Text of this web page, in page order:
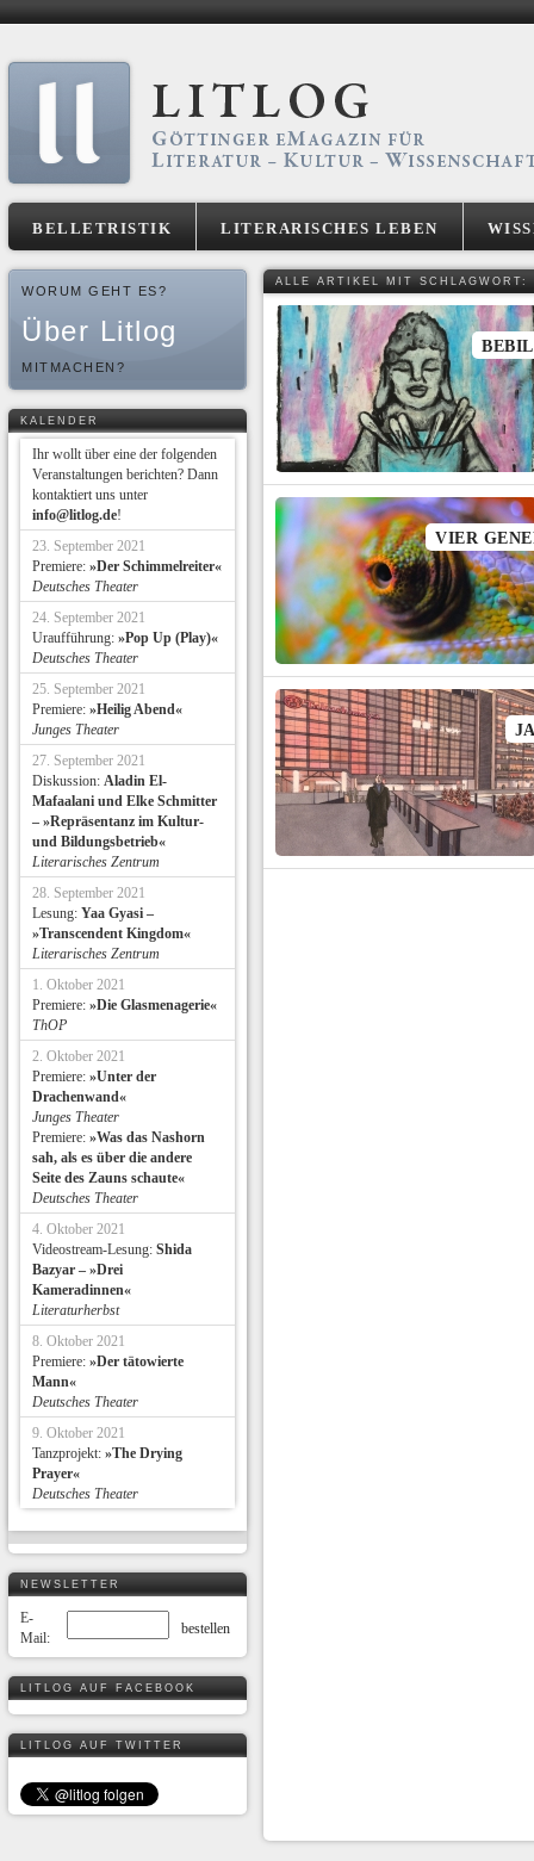
BELLETRISTIK LITERARISCHES LEBEN
ALLE ARTIKEL MIT
VIER
WORUM GEHT ES?
Über Litlog
MITMACHEN?
KALENDER
Ihr wollt über eine der folgenden
Veranstaltungen berichten? Dann
kontaktiert uns unter
info@litlog.de!
23. September 2021
Premiere: »Der Schimmelreiter«
Deutsches Theater
24. September 2021
Uraufführung: »Pop Up (Play)«
Deutsches Theater
25. September 2021
Premiere: »Heilig Abend«
Junges Theater
27. September 2021
Diskussion: Aladin El-
Mafaalani und Elke Schmitter
– »Repräsentanz im Kultur-
und Bildungsbetrieb«
Literarisches Zentrum
28. September 2021
Lesung: Yaa Gyasi –
»Transcendent Kingdom«
Literarisches Zentrum
1. Oktober 2021
Premiere: »Die Glasmenagerie«
ThOP
2. Oktober 2021
Premiere: »Unter der
Drachenwand«
Junges Theater
Premiere: »Was das Nashorn
sah, als es über die andere
Seite des Zauns schaute«
Deutsches Theater
4. Oktober 2021
Videostream-Lesung: Shida
Bazyar – »Drei
Kameradinnen«
Literaturherbst
8. Oktober 2021
Premiere: »Der tätowierte
Mann«
Deutsches Theater
9. Oktober 2021
Tanzprojekt: »The Drying
Prayer«
Deutsches Theater
NEWSLETTER
E-
Mail:
LITLOG AUF FACEBOOK
LITLOG AUF TWITTER